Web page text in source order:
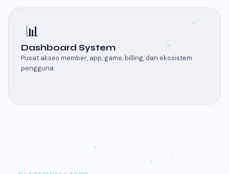
📊
Dashboard System
Pusat akses member, app, game, billing, dan ekosistem
pengguna.